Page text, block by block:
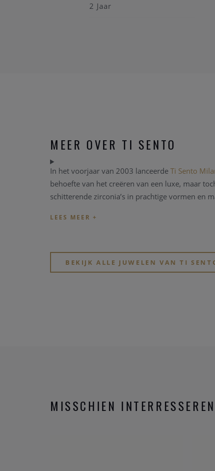
2 Jaar
MEER OVER TI SENTO
In het voorjaar van 2003 lanceerde Ti Sento
behoefte van het creëren van een luxe, maar
schitterende zirconia’s in prachtige vormen en
BEKIJK ALLE JUWELEN VAN TI
MISSCHIEN